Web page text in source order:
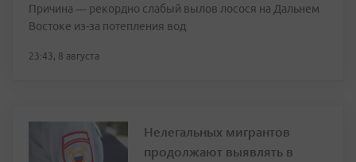
Причина — рекордно слабый вылов лосося на Дальнем
Востоке из-за потепления вод
23:43, 8 августа
Нелегальных мигрантов
продолжают выявлять в